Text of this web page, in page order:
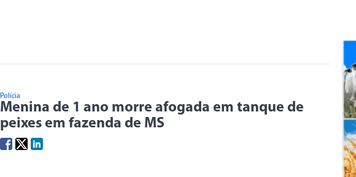
Polícia
Menina de 1 ano morre afogada em tanque de
peixes em fazenda de MS